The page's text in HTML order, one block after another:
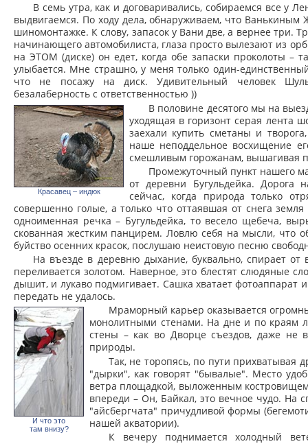
В семь утра, как и договаривались, собираемся все у
выдвигаемся. По ходу дела, обнаруживаем, что Ванькиным
шиномонтажке. К слову, запасок у Вани две, а вернее три.
начинающего автомобилиста, глаза просто вылезают из
на ЭТОМ (диске) он едет, когда обе запаски проколоты –
улыбается. Мне страшно, у меня только один-
что не посажу на диск. Удивительный человек
безалаберность с ответственностью ))
Красавец – индюк
В половине десятого мы на
уходящая в горизонт серая лента
заехали купить сметаны и
наше неподдельное восхищение
смешливым горожанам, вышагивая
Промежуточный пункт нашего
от деревни Бугульдейка. Дорога
сейчас, когда природа только
совершенно голые, а только что оттаявшая от снега
одноименная речка – Бугульдейка, то весело щебеча,
скованная жестким панцирем. Ловлю себя на мысли, что
буйство осенних красок, послушаю неистовую песню
На въезде в деревню дыхание, буквально, спирает от
переливается золотом. Наверное, это блестят слюдяные
дышит, и лукаво подмигивает. Сашка хватает фотоаппарат
передать не удалось.
И что это
там внизу?
Мраморный карьер оказывается
монолитными стенами. На дне и по краям
стены – как во Дворце съездов, даже не
природы.
Так, не торопясь, по пути прихватывая
"дырки", как говорят "бывалые". Место
ветра площадкой, выложенным
впереди – Он, Байкал, это вечное чудо. На
"айсбергчата" причудливой формы
нашей акватории).
К вечеру поднимается холодный